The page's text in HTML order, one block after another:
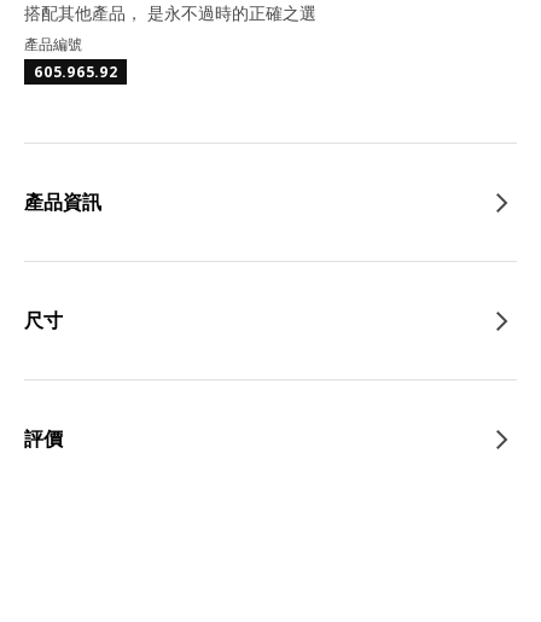
搭配其他產品， 是永不過時的正確之選
產品編號
605.965.92
產品資訊
尺寸
評價